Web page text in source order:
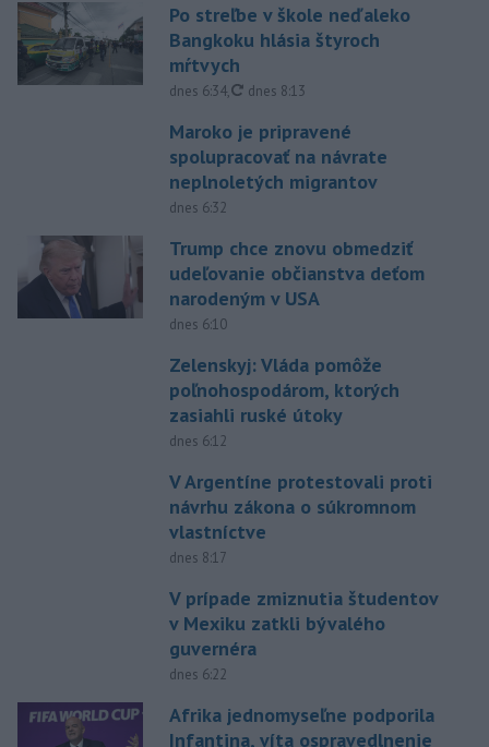
Po streľbe v škole neďaleko
Bangkoku hlásia štyroch
mŕtvych
dnes 6:34, aktualizované
dnes 8:13
Maroko je pripravené
spolupracovať na návrate
neplnoletých migrantov
dnes 6:32
Trump chce znovu obmedziť
udeľovanie občianstva deťom
narodeným v USA
dnes 6:10
Zelenskyj: Vláda pomôže
poľnohospodárom, ktorých
zasiahli ruské útoky
dnes 6:12
V Argentíne protestovali proti
návrhu zákona o súkromnom
vlastníctve
dnes 8:17
V prípade zmiznutia študentov
v Mexiku zatkli bývalého
guvernéra
dnes 6:22
Afrika jednomyseľne podporila
Infantina, víta ospravedlnenie